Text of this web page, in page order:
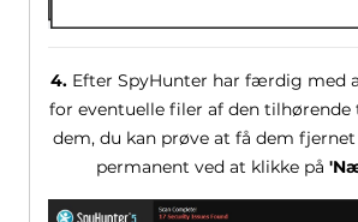
4.Efter SpyHunter har færdig med
for eventuelle filer af den tilhørende
dem, du kan prøve at få dem
permanent ved at klikke på